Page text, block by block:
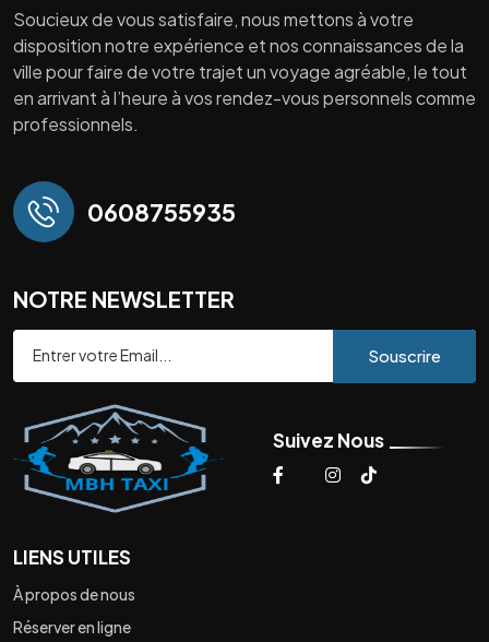
Soucieux de vous satisfaire, nous mettons à votre
disposition notre expérience et nos connaissances de la
ville pour faire de votre trajet un voyage agréable, le tout
en arrivant à l’heure à vos rendez-vous personnels comme
professionnels.
0608755935
NOTRE NEWSLETTER
Souscrire
Suivez Nous
LIENS UTILES
À propos de nous
Réserver en ligne